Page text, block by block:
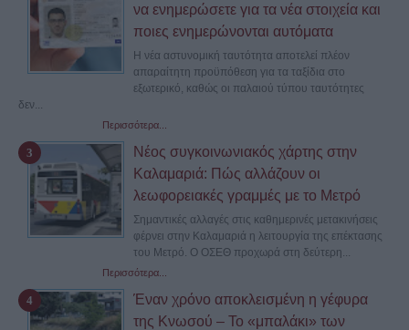
να ενημερώσετε για τα νέα στοιχεία και
ποιες ενημερώνονται αυτόματα
Η νέα αστυνομική ταυτότητα αποτελεί πλέον
απαραίτητη προϋπόθεση για τα ταξίδια στο
εξωτερικό, καθώς οι παλαιού τύπου ταυτότητες
δεν...
Περισσότερα...
Νέος συγκοινωνιακός χάρτης στην
Καλαμαριά: Πώς αλλάζουν οι
λεωφορειακές γραμμές με το Μετρό
Σημαντικές αλλαγές στις καθημερινές μετακινήσεις
φέρνει στην Καλαμαριά η λειτουργία της επέκτασης
του Μετρό. Ο ΟΣΕΘ προχωρά στη δεύτερη...
Περισσότερα...
Έναν χρόνο αποκλεισμένη η γέφυρα
της Κνωσού – Το «μπαλάκι» των